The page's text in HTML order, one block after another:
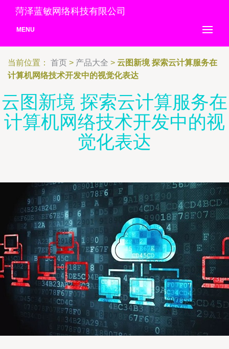
菏泽蓝敏网络科技有限公司
MENU
当前位置： 首页 > 产品大全 > 云图新境 探索云计算服务在
计算机网络技术开发中的视觉化表达
云图新境 探索云计算服务在
计算机网络技术开发中的视
觉化表达